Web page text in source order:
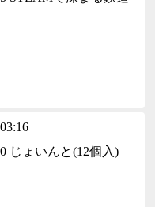
じょいんと(12個入)